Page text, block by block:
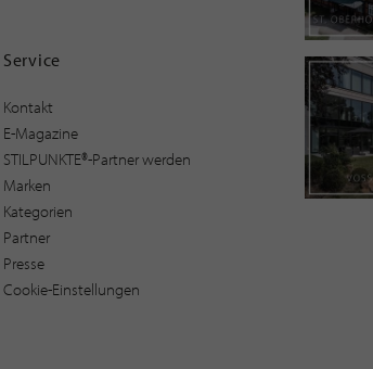
Service
Kontakt
E-Magazine
STILPUNKTE®-Partner werden
Marken
Kategorien
Partner
Presse
Cookie-Einstellungen